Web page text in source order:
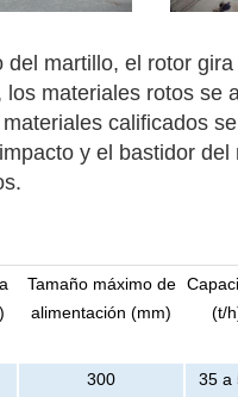
martillo, el rotor
materiales rotos se
calificados
y el bastidor
Tamaño máximo de
alimentación (mm)
(t/
300 35 a